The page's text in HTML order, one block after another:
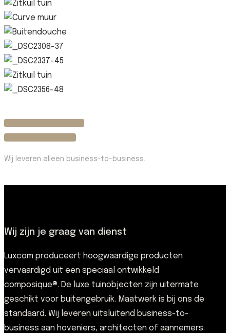
Terug naar overzicht
Offerte aanvragen
Wij leveren alleen business-to-business.
Wij zijn je graag van dienst
Luxcom produceert hoogwaardige producten
vervaardigd uit een speciaal ontwikkeld
composique®. De luxe tuinobjecten zijn uitermate
geschikt voor buitengebruik. Maatwerk is bij ons de
standaard. Wij leveren uitsluitend business-to-
business aan hoveniers, architecten of aannemers.